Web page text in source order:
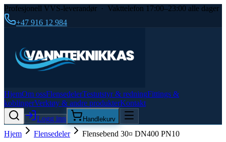
Profesjonell VVS-leverandør · Vakttelefon 17:00–23:00 alle dager
+47 916 12 984
HjemOm ossFlensedelerTestutstyr & redningFittings &
koblingerVerktøy & andre produkterKontakt
Logg inn
Handlekurv
Hjem Flensedeler Flensebend 30¤ DN400 PN10